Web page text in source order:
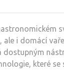
ale i domácí
dostupným
které